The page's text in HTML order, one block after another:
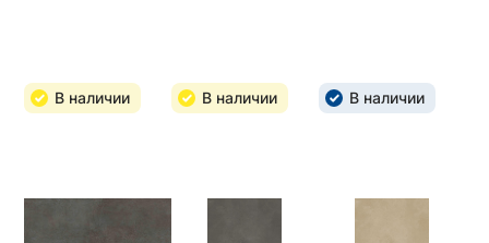
В наличии В наличии В наличии